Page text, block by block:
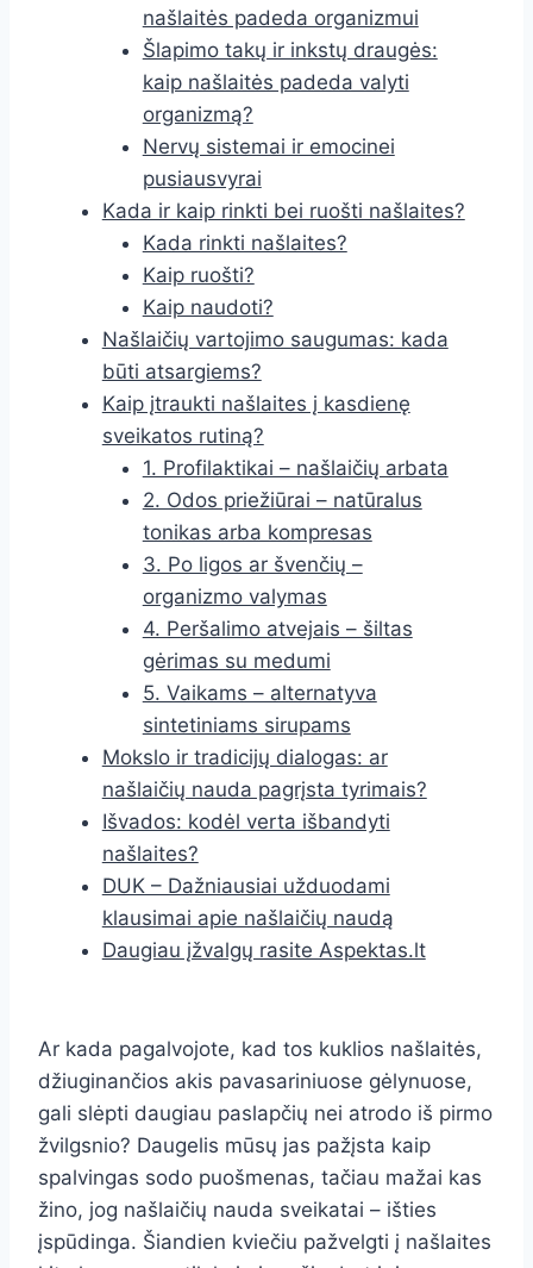
našlaitės padeda organizmui
Šlapimo takų ir inkstų draugės:
kaip našlaitės padeda valyti
organizmą?
Nervų sistemai ir emocinei
pusiausvyrai
Kada ir kaip rinkti bei ruošti našlaites?
Kada rinkti našlaites?
Kaip ruošti?
Kaip naudoti?
Našlaičių vartojimo saugumas: kada
būti atsargiems?
Kaip įtraukti našlaites į kasdienę
sveikatos rutiną?
1. Profilaktikai – našlaičių arbata
2. Odos priežiūrai – natūralus
tonikas arba kompresas
3. Po ligos ar švenčių –
organizmo valymas
4. Peršalimo atvejais – šiltas
gėrimas su medumi
5. Vaikams – alternatyva
sintetiniams sirupams
Mokslo ir tradicijų dialogas: ar
našlaičių nauda pagrįsta tyrimais?
Išvados: kodėl verta išbandyti
našlaites?
DUK – Dažniausiai užduodami
klausimai apie našlaičių naudą
Daugiau įžvalgų rasite Aspektas.lt
Ar kada pagalvojote, kad tos kuklios našlaitės,
džiuginančios akis pavasariniuose gėlynuose,
gali slėpti daugiau paslapčių nei atrodo iš pirmo
žvilgsnio? Daugelis mūsų jas pažįsta kaip
spalvingas sodo puošmenas, tačiau mažai kas
žino, jog našlaičių nauda sveikatai – išties
įspūdinga. Šiandien kviečiu pažvelgti į našlaites